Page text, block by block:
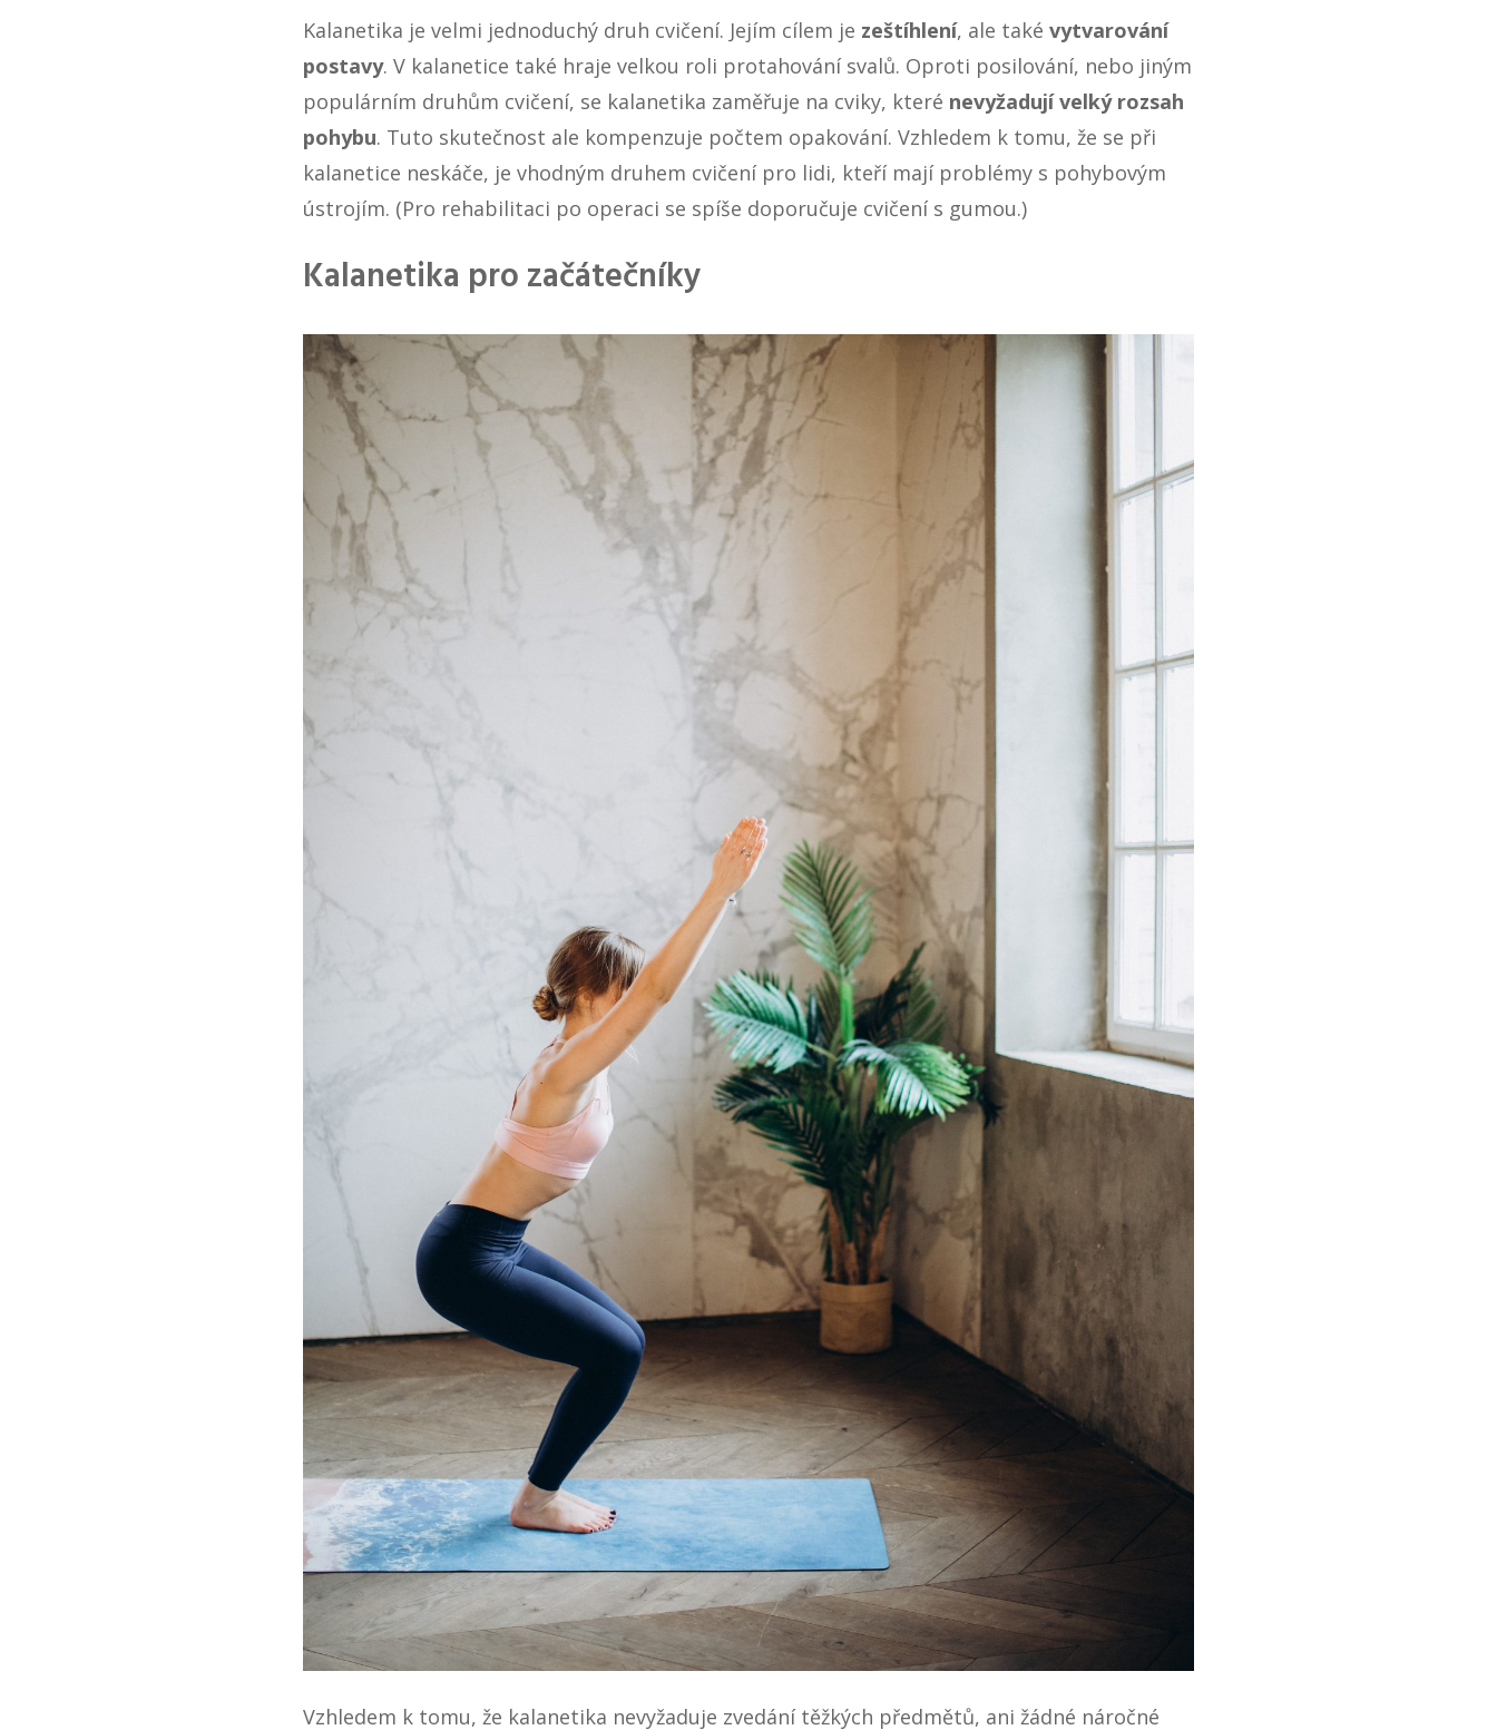
Kalanetika je velmi jednoduchý druh cvičení. Jejím cílem je zeštíhlení, ale také vytvarování
postavy. V kalanetice také hraje velkou roli protahování svalů. Oproti posilování, nebo jiným
populárním druhům cvičení, se kalanetika zaměřuje na cviky, které nevyžadují velký rozsah
pohybu. Tuto skutečnost ale kompenzuje počtem opakování. Vzhledem k tomu, že se při
kalanetice neskáče, je vhodným druhem cvičení pro lidi, kteří mají problémy s pohybovým
ústrojím. (Pro rehabilitaci po operaci se spíše doporučuje cvičení s gumou.)
Kalanetika pro začátečníky
Vzhledem k tomu, že kalanetika nevyžaduje zvedání těžkých předmětů, ani žádné náročné